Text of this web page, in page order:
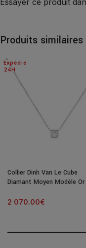
Essayer ce produit
Produits similaires
24H
Expédié
Collier Dinh Van Le Cube
Diamant Moyen Modèle Or
2 070.00€